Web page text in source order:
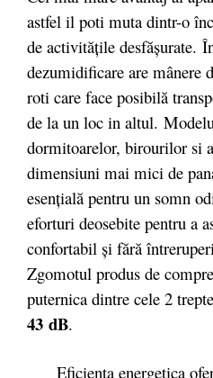
astfel il poti muta dintr-o
de activitățile desfășurate.
dezumidificare are mânere
roti care face posibilă
de la un loc in altul.
dormitoarelor, birourilor si
dimensiuni mai mici de
esenţială pentru un somn
eforturi deosebite pentru a
confortabil şi fără
Zgomotul produs de
puternica dintre cele 2
43 dB.
Eficienta energetica